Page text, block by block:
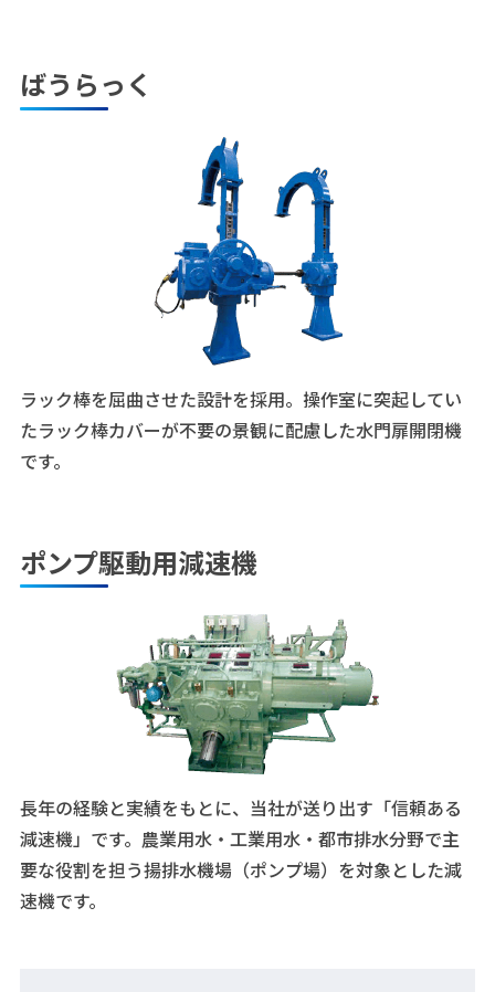
ばうらっく
ラック棒を屈曲させた設計を採用。操作室に突起してい
たラック棒カバーが不要の景観に配慮した水門扉開閉機
です。
ポンプ駆動用減速機
長年の経験と実績をもとに、当社が送り出す「信頼ある
減速機」です。農業用水・工業用水・都市排水分野で主
要な役割を担う揚排水機場（ポンプ場）を対象とした減
速機です。